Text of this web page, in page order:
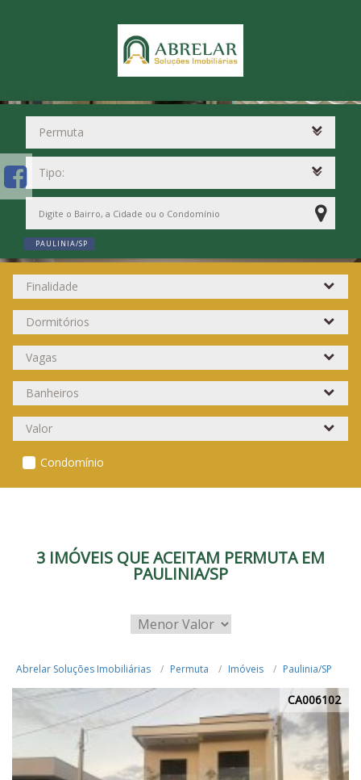
PAULINIA/SP
Condomínio
3 IMÓVEIS QUE ACEITAM PERMUTA EM
PAULINIA/SP
Abrelar Soluções Imobiliárias Permuta Imóveis Paulinia/SP
CA006102